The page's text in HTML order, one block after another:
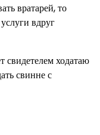
вратарей, то
вдруг
свидетелем ходатаю
свинне с